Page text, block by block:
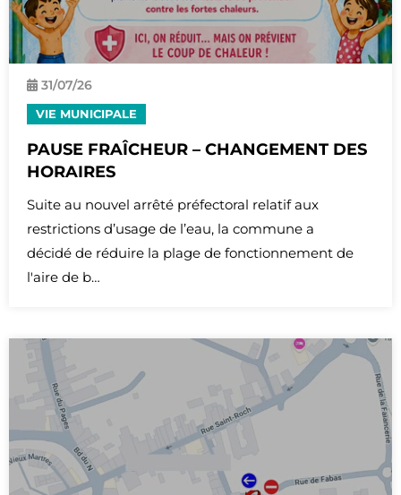
31/07/26
VIE MUNICIPALE
PAUSE FRAÎCHEUR – CHANGEMENT DES
HORAIRES
Suite au nouvel arrêté préfectoral relatif aux
restrictions d’usage de l’eau, la commune a
décidé de réduire la plage de fonctionnement de
l'aire de b…